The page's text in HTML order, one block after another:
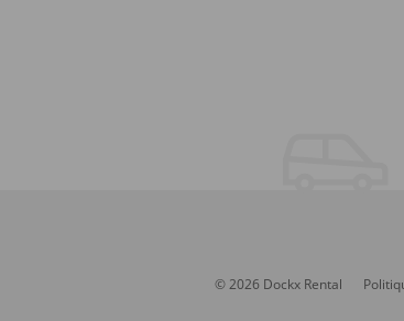
© 2026 Dockx Rental